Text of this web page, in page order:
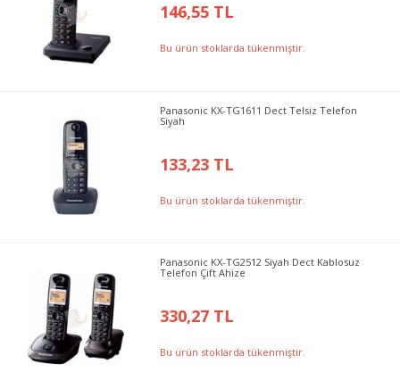
146,55 TL
Bu ürün stoklarda tükenmiştir.
Panasonic KX-TG1611 Dect Telsiz Telefon
Siyah
133,23 TL
Bu ürün stoklarda tükenmiştir.
Panasonic KX-TG2512 Siyah Dect Kablosuz
Telefon Çift Ahize
330,27 TL
Bu ürün stoklarda tükenmiştir.